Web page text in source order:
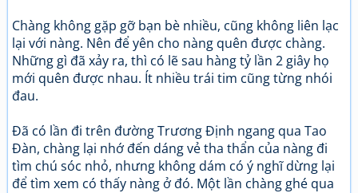
Chàng không gặp gỡ bạn bè nhiều, cũng không liên lạc
lại với nàng. Nên để yên cho nàng quên được chàng.
Những gì đã xảy ra, thì có lẽ sau hàng tỷ lần 2 giây họ
mới quên được nhau. Ít nhiều trái tim cũng từng nhói
đau.
Đã có lần đi trên đường Trương Định ngang qua Tao
Đàn, chàng lại nhớ đến dáng vẻ tha thẩn của nàng đi
tìm chú sóc nhỏ, nhưng không dám có ý nghĩ dừng lại
để tìm xem có thấy nàng ở đó. Một lần chàng ghé qua